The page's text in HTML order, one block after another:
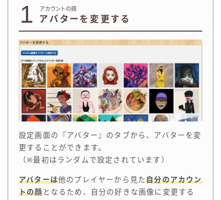
1 アカウントの顔
アバターを変更する
設定画面の『アバター』のタブから、アバターを変
更することができます。
（※最初はランダムで設定されています）
アバターは他のプレイヤーから見た自分のアカウン
トの顔となるため、自分の好きな画像に変更する